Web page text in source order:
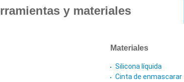
y materiales
Materiales
Silicona líquida
Cinta de enmascarar